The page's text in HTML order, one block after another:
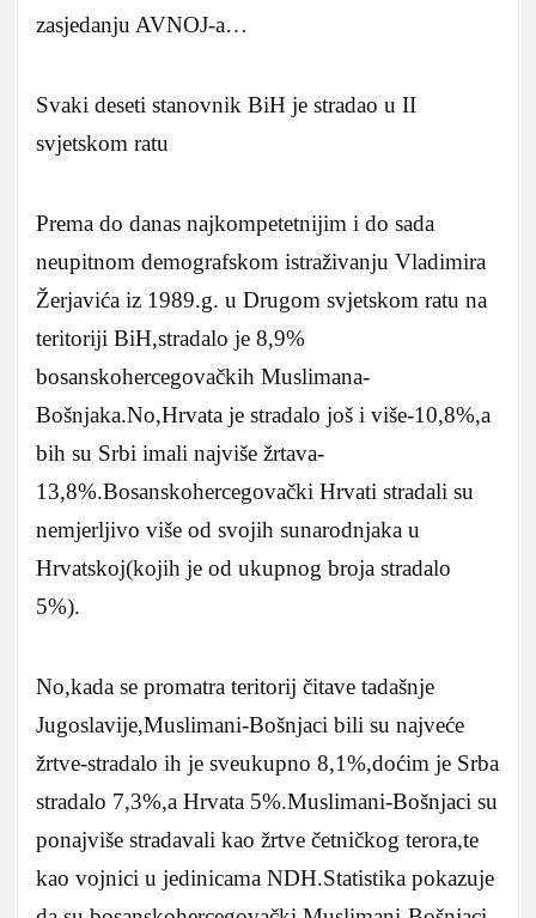
zasjedanju AVNOJ-a…
Svaki deseti stanovnik BiH je stradao u II
svjetskom ratu
Prema do danas najkompetetnijim i do sada
neupitnom demografskom istraživanju Vladimira
Žerjavića iz 1989.g. u Drugom svjetskom ratu na
teritoriji BiH,stradalo je 8,9%
bosanskohercegovačkih Muslimana-
Bošnjaka.No,Hrvata je stradalo još i više-10,8%,a
bih su Srbi imali najviše žrtava-
13,8%.Bosanskohercegovački Hrvati stradali su
nemjerljivo više od svojih sunarodnjaka u
Hrvatskoj(kojih je od ukupnog broja stradalo
5%).
No,kada se promatra teritorij čitave tadašnje
Jugoslavije,Muslimani-Bošnjaci bili su najveće
žrtve-stradalo ih je sveukupno 8,1%,doćim je Srba
stradalo 7,3%,a Hrvata 5%.Muslimani-Bošnjaci su
ponajviše stradavali kao žrtve četničkog terora,te
kao vojnici u jedinicama NDH.Statistika pokazuje